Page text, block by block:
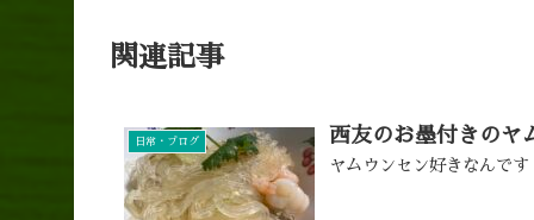
関連記事
日常・ブログ 西友のお墨付きのヤ
ヤムウンセン好きなんです